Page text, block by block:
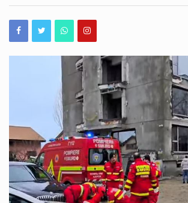
MORTAL
MUNCĂ
STRADA
PESCARILOR